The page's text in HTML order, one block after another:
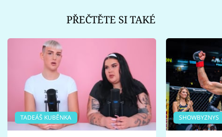
PŘEČTĚTE SI TAKÉ
TADEÁŠ KUBĚNKA SHOWBYZNYS